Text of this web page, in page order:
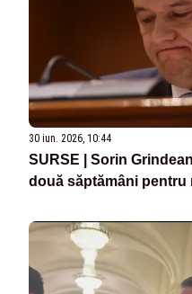
30 iun. 2026, 10:44
SURSE | Sorin
două săptămâni pentru